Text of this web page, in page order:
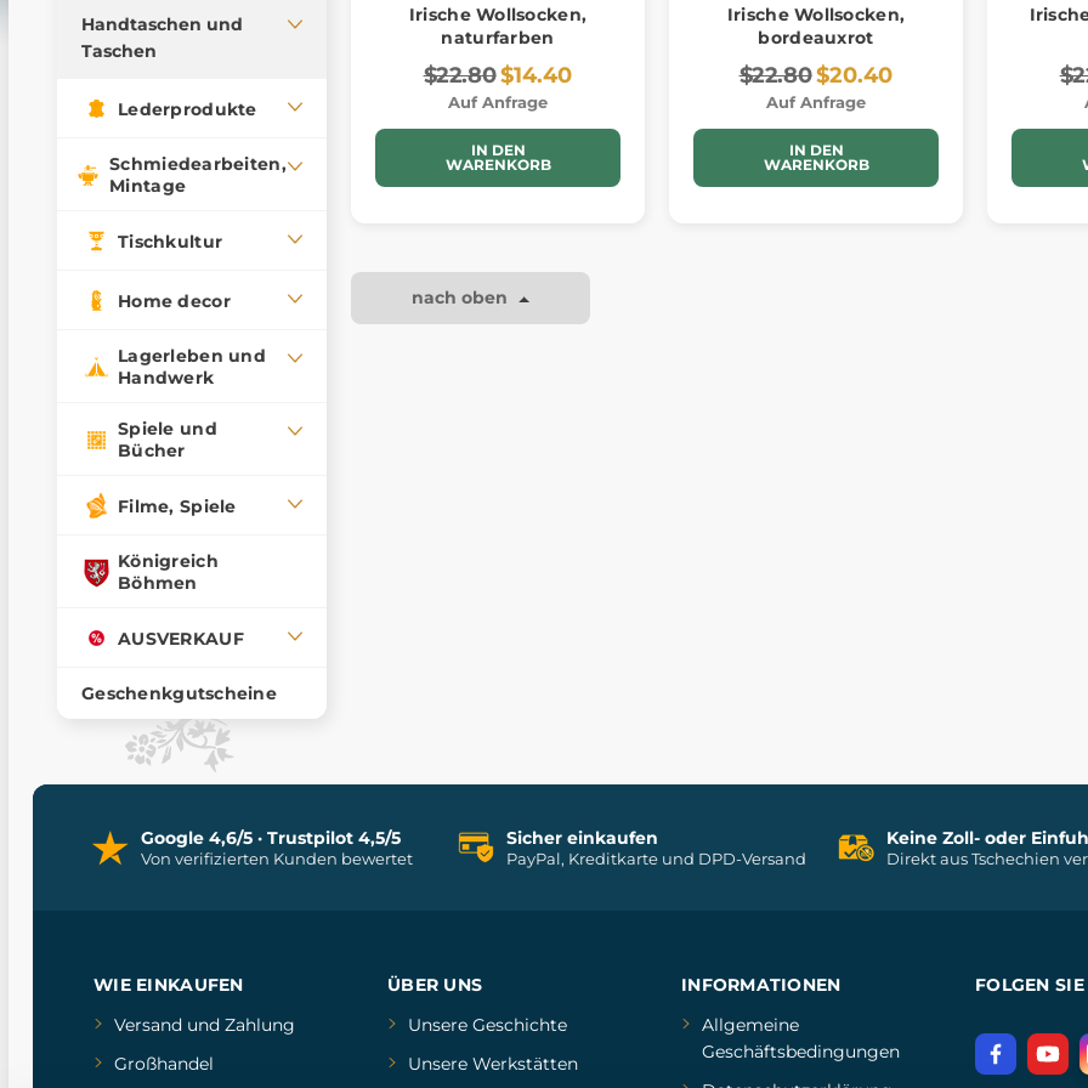
Wollkappen
Wolldecken
Wollsocken
Wolldecken
Wolltaschen
Gürtel
Schlüsselanhänger
Markierung
Geldbörsen
Krawatten, Fliegen,
Handschuhe
Handtaschen und
Taschen
Textilbeutel
Lederprodukte
Schmiedearbeiten,
Mintage
Tischkultur
Home decor
Lagerleben und
Handwerk
Spiele und
Bücher
Filme, Spiele
Königreich
Böhmen
AUSVERKAUF
Geschenkgutscheine
Irische Wollsocken,
naturfarben
$22.80$14.40
Auf Anfrage
IN DEN
WARENKORB
Irische Wollsocken,
bordeauxrot
$22.80$20.40
Auf Anfrage
IN DEN
WARENKORB
nach oben
Google 4,6/5 · Trustpilot 4,5/5
Von verifizierten Kunden bewertet
Sicher einkaufen
PayPal, Kreditkarte und DPD-Versand
Keine Zoll- oder
Direkt aus Tschechien
WIE EINKAUFEN
Versand und Zahlung
Großhandel
ÜBER UNS
Unsere Geschichte
Unsere Werkstätten
INFORMATIONEN
Allgemeine
Geschäftsbedingungen
FOLGEN